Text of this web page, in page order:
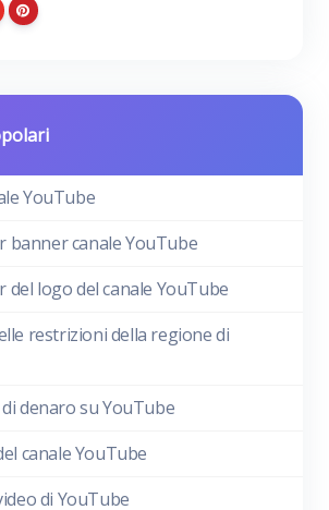
YouTube
banner canale YouTube
del logo del canale YouTube
restrizioni della regione di
denaro su YouTube
canale YouTube
di YouTube